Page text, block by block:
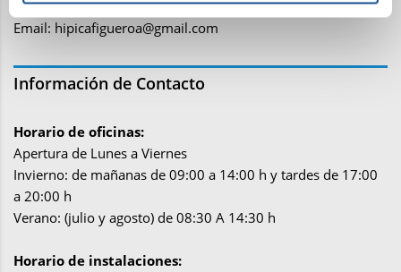
Teléfono: 881 15 01 07
Email: hipicafigueroa@gmail.com
Información de Contacto
Horario de oficinas:
Apertura de Lunes a Viernes
Invierno: de mañanas de 09:00 a 14:00 h y tardes de 17:00
a 20:00 h
Verano: (julio y agosto) de 08:30 A 14:30 h
Horario de instalaciones: